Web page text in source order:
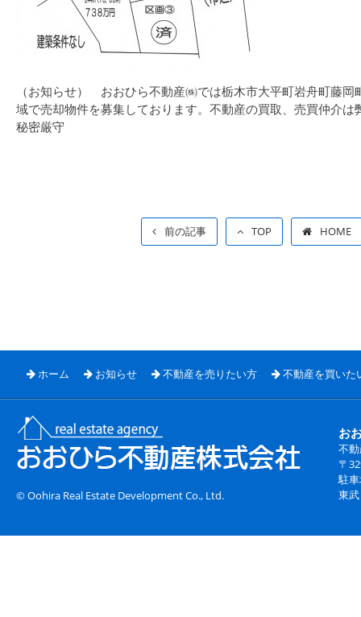
（お知らせ） おおひら不動産㈱では栃木市大平町岩舟町藤
域で売却物件を募集しております。不動産の買取、売買仲介
秘密厳守
前の記事 TOP HOME
ホーム お知らせ 不動産を売りたい方 不動産を買いた
お
不
〒
駐
東
© Oohira Real Estate Development Co., Ltd.